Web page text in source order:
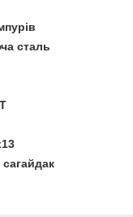
сталь